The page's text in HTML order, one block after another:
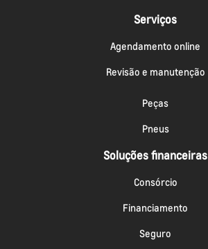
Serviços
Agendamento online
Revisão e manutenção
Peças
Pneus
Soluções financeiras
Consórcio
Financiamento
Seguro